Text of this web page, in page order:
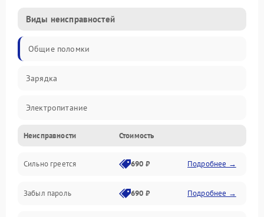
Виды неисправностей
Общие поломки
Зарядка
Электропитание
Экран и изображение
Дисплей
Экран (дисплей)
Неисправности Стоимость
Сильно греется 690 ₽ Подробнее →
Забыл пароль 690 ₽ Подробнее →